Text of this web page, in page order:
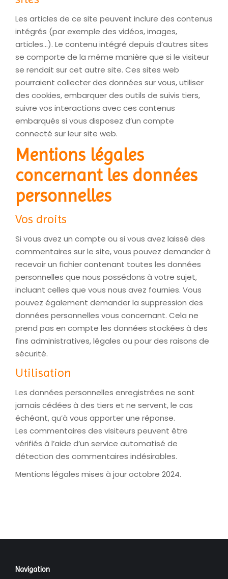
Les articles de ce site peuvent inclure des contenus
intégrés (par exemple des vidéos, images,
articles…). Le contenu intégré depuis d’autres sites
se comporte de la même manière que si le visiteur
se rendait sur cet autre site. Ces sites web
pourraient collecter des données sur vous, utiliser
des cookies, embarquer des outils de suivis tiers,
suivre vos interactions avec ces contenus
embarqués si vous disposez d’un compte
connecté sur leur site web.
Mentions légales
concernant les données
personnelles
Vos droits
Si vous avez un compte ou si vous avez laissé des
commentaires sur le site, vous pouvez demander à
recevoir un fichier contenant toutes les données
personnelles que nous possédons à votre sujet,
incluant celles que vous nous avez fournies. Vous
pouvez également demander la suppression des
données personnelles vous concernant. Cela ne
prend pas en compte les données stockées à des
fins administratives, légales ou pour des raisons de
sécurité.
Utilisation
Les données personnelles enregistrées ne sont
jamais cédées à des tiers et ne servent, le cas
échéant, qu’à vous apporter une réponse.
Les commentaires des visiteurs peuvent être
vérifiés à l’aide d’un service automatisé de
détection des commentaires indésirables.
Mentions légales mises à jour octobre 2024.
Navigation